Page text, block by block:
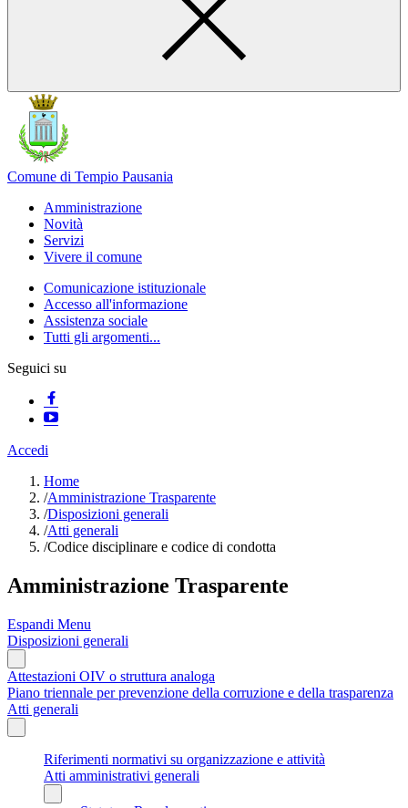
Comune di Tempio Pausania
Amministrazione
Novità
Servizi
Vivere il comune
Comunicazione istituzionale
Accesso all'informazione
Assistenza sociale
Tutti gli argomenti...
Seguici su
Accedi
Home
/Amministrazione Trasparente
/Disposizioni generali
/Atti generali
/Codice disciplinare e codice di condotta
Amministrazione Trasparente
Espandi Menu
Disposizioni generali
Attestazioni OIV o struttura analoga
Piano triennale per prevenzione della corruzione e della trasparenza
Atti generali
Riferimenti normativi su organizzazione e attività
Atti amministrativi generali